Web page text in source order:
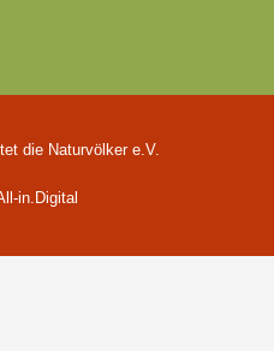
die Naturvölker e.V.
in.Digital